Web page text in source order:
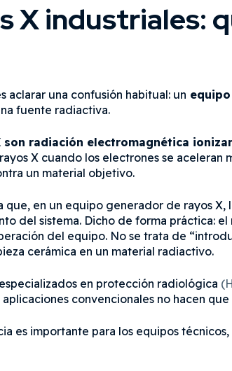
X industriales:
aclarar una confusión habitual: un
fuente radiactiva.
son radiación electromagnética
X cuando los electrones se
un material objetivo.
que, en un equipo generador de rayos
del sistema. Dicho de forma práctica:
del equipo. No se trata de
cerámica en un material radiactivo.
en protección radiológica
convencionales no hacen
es importante para los equipos